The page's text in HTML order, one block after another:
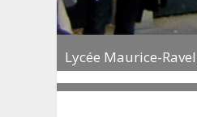
Lycée Maurice-